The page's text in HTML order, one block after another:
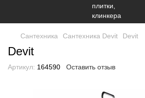
Сантехника Сантехника Devit Devit
Devit
Артикул: 164590 Оставить отзыв